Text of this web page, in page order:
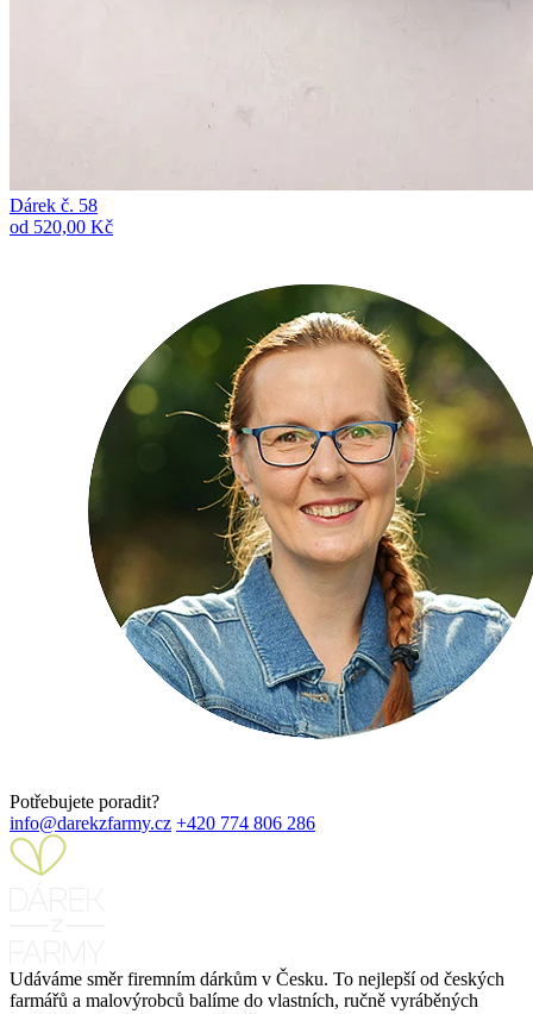
Dárek č. 58
od 520,00 Kč
Potřebujete poradit?
info@darekzfarmy.cz +420 774 806 286
Udáváme směr firemním dárkům v Česku. To nejlepší od českých
farmářů a malovýrobců balíme do vlastních, ručně vyráběných